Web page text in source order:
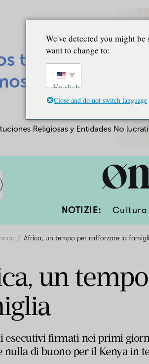
NOTIZIE: Cultura
Africa, un tempo per rafforzare la
un
esecutivi firmati nei primi
nulla di buono per il Kenya in
We've detected you might
want to change to:
English
Close and do not switch language